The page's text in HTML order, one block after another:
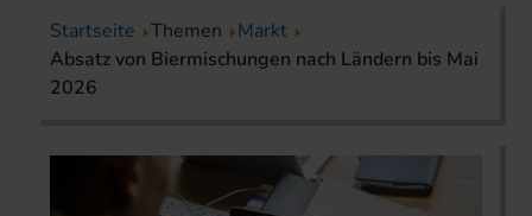
Startseite Themen
Markt
Absatz von Biermischungen nach Ländern bis Mai
2026